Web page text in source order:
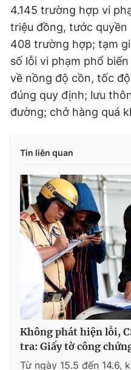
4.145 trường hợp vi
triệu đồng, tước quyền
408 trường hợp; tạm
số lỗi vi phạm phổ
về nồng độ cồn, tốc
đúng quy định; lưu
đường; chở hàng quá
Tin liên quan
Không phát hiện lỗi,
tra: Giấy tờ công
Từ ngày 15.5 đến 14.6,